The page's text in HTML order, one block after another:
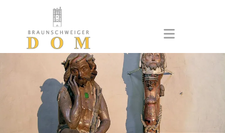
Zum Inhalt springen